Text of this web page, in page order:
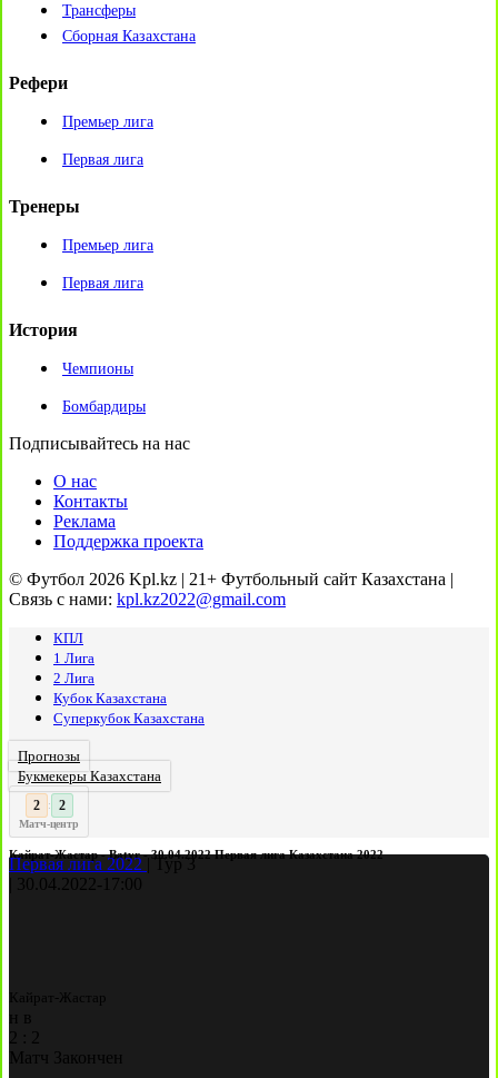
Трансферы
Сборная Казахстана
Рефери
Премьер лига
Первая лига
Тренеры
Премьер лига
Первая лига
История
Чемпионы
Бомбардиры
Подписывайтесь на нас
О нас
Контакты
Реклама
Поддержка проекта
© Футбол 2026 Kpl.kz | 21+ Футбольный сайт Казахстана |
Связь с нами: kpl.kz2022@gmail.com
КПЛ
1 Лига
2 Лига
Кубок Казахстана
Суперкубок Казахстана
Прогнозы
Букмекеры Казахстана
3 : 2
Матч-центр
Кайрат-Жастар - Batyr - 30.04.2022 Первая лига Казахстана 2022
Первая лига 2022
Тур 3
30.04.2022- 17:00
Кайрат-Жастар
н
в
2
2
Матч Закончен